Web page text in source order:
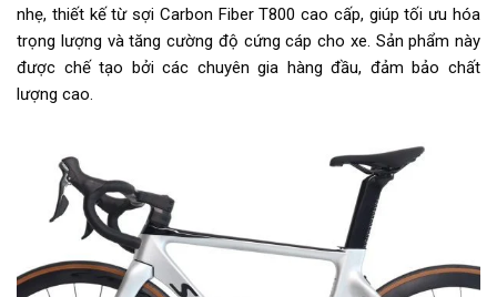
Tăng tốc sau (Gạt líp) Shimano Tiagra
Đùi đĩa Hợp kim nhôm Prowheel
Líp Líp thả Sunshine 10 tầng
Sên (xích)
Kích thước 700C
nhẹ, thiết kế từ sợi Carbon Fiber T800 cao cấp, giúp tối ưu hóa
trọng lượng và tăng cường độ cứng cáp cho xe. Sản phẩm này
được chế tạo bởi các chuyên gia hàng đầu, đảm bảo chất
lượng cao.